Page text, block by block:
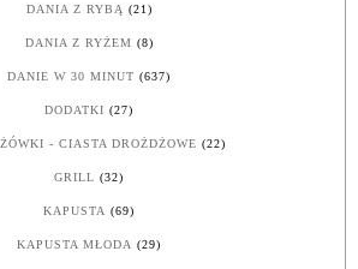
DANIA Z RYBĄ (21)
DANIA Z RYŻEM (8)
DANIE W 30 MINUT (637)
DODATKI (27)
- CIASTA DROŻDŻOWE (22)
GRILL (32)
KAPUSTA (69)
KAPUSTA MŁODA (29)